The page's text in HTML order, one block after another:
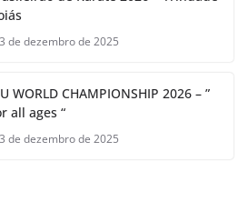
3 de dezembro de 2025
WORLD CHAMPIONSHIP 2026 – ”
all ages “
3 de dezembro de 2025